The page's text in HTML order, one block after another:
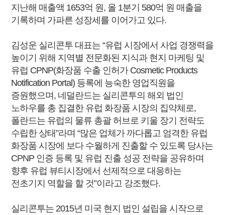
지난해 매출액 1653억 원, 올 1분기 580억 원 매출을
기록하며 가파른 성장세를 이어가고 있다.
김성운 실리콘투 대표는 “유럽 시장에서 사업 경쟁력을
높이기 위해 지역별 전문화된 지식과 현지 마케팅 및
유럽 CPNP(화장품 수출 인허가 Cosmetic Products
Notification Portal) 등록에 능숙한 영업직원을
증원했으며, 네덜란드는 실리콘투의 해외 법인
노하우를 총 집결한 유럽 화장품 시장의 집약체로,
폴란드는 유럽의 물류 총괄 허브로 키울 장기 전략도
수립한 상태”라며 “많은 업체가 까다롭고 엄격한 유럽
화장품 시장에 보다 수월하게 진출할 수 있도록 당사는
CPNP 인증 등록 및 유럽 진출 성공 전략을 공유하며
향후 유럽 뷰티시장에서 선제적으로 대응하는
전초기지 역할을 할 것”이라고 강조했다.
실리콘투는 2015년 미국 현지 법인 설립을 시작으로